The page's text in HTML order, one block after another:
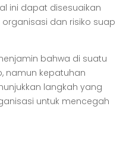
ini dapat disesuaikan
dan risiko suap
bahwa di suatu
namun kepatuhan
langkah yang
untuk mencegah